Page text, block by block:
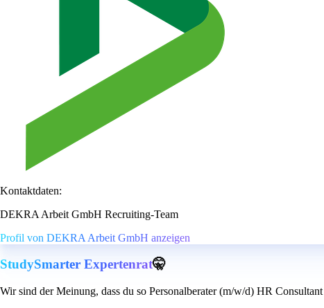
Kontaktdaten:
DEKRA Arbeit GmbH Recruiting-Team
Profil von DEKRA Arbeit GmbH anzeigen
StudySmarter Expertenrat🤫
Wir sind der Meinung, dass du so Personalberater (m/w/d) HR